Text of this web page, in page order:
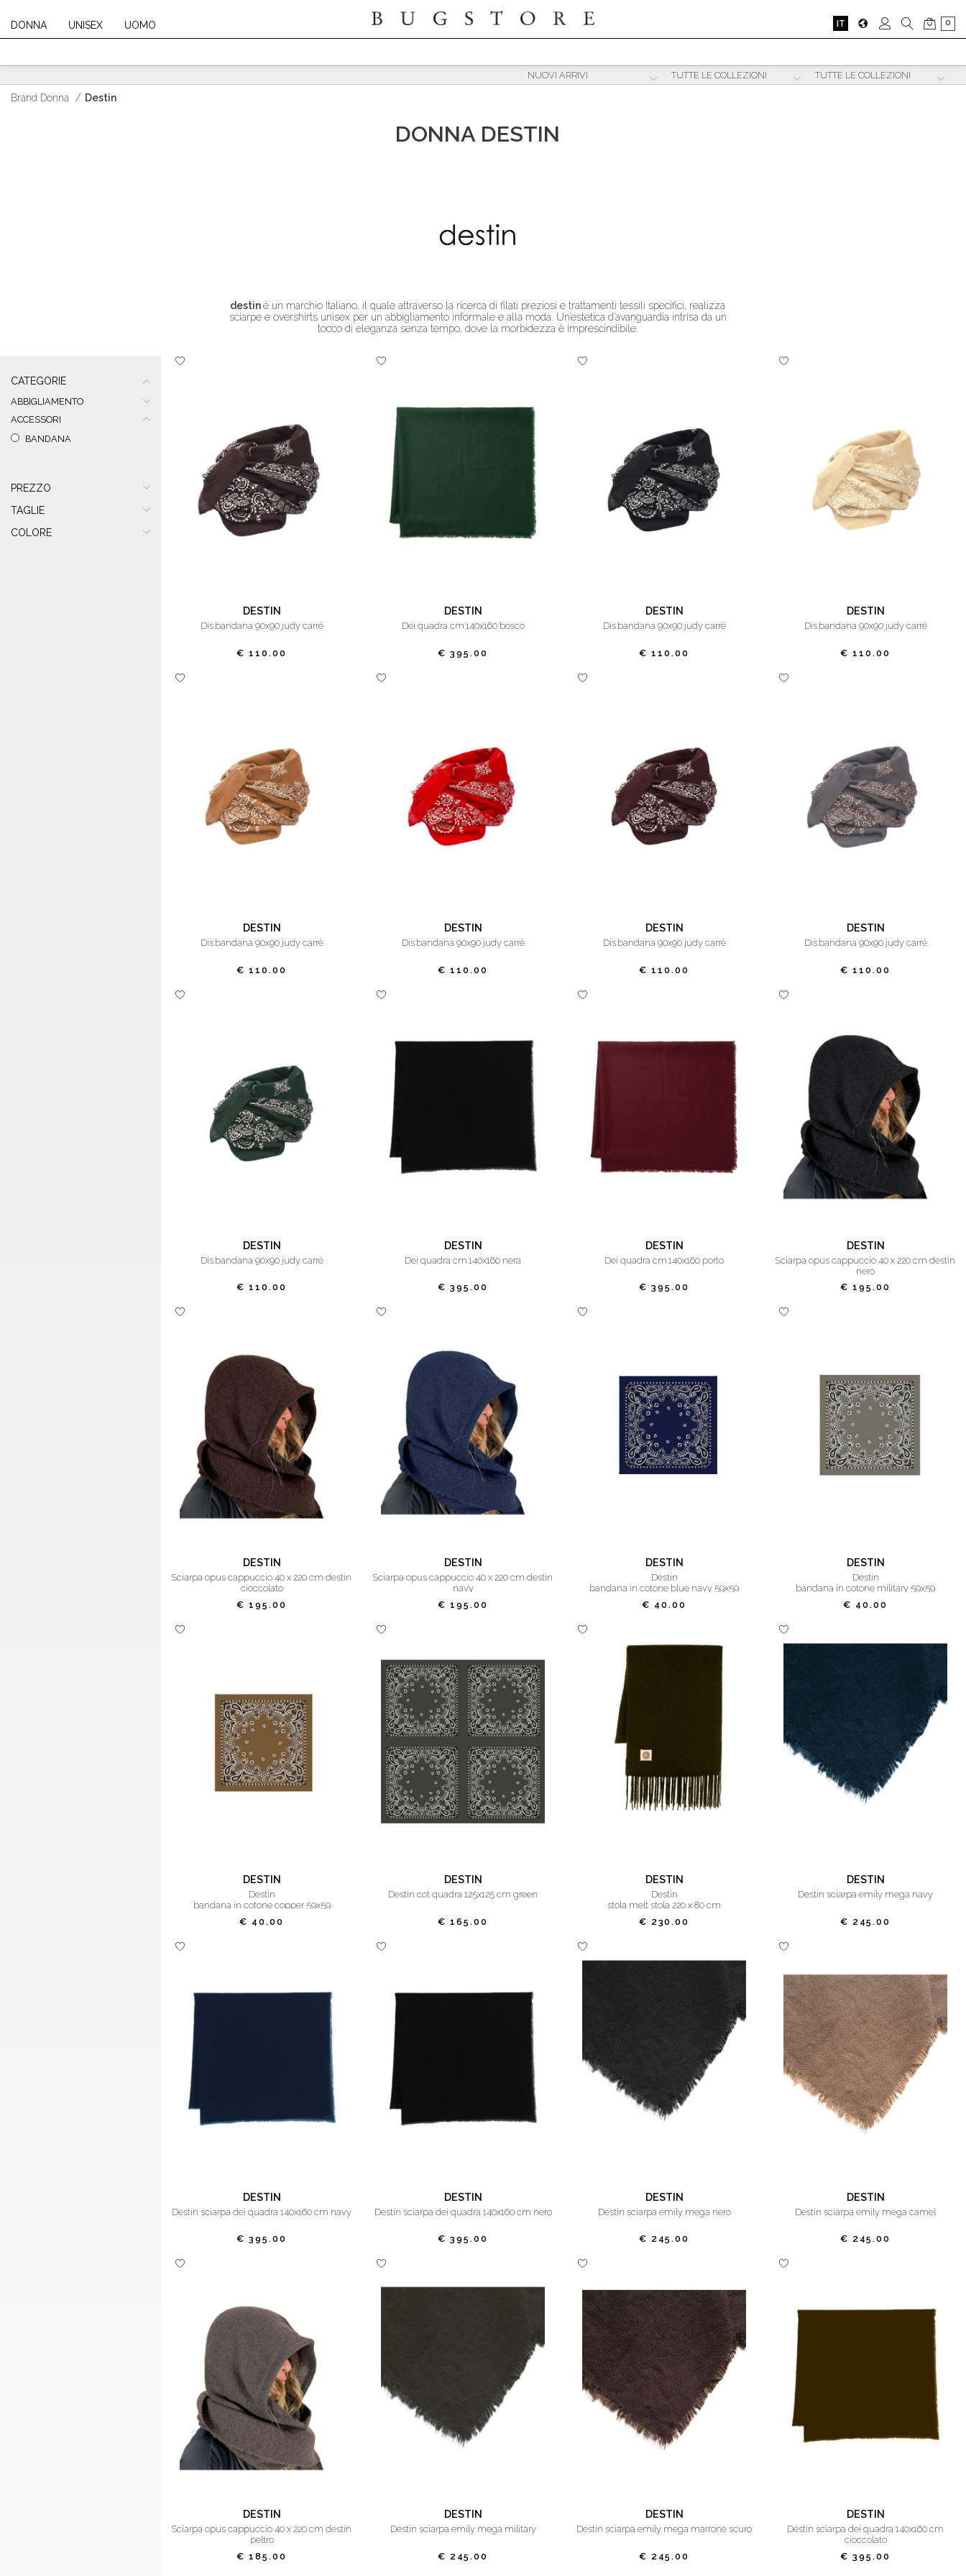
IT 0
DONNA UNISEX UOMO
Brand Donna / Destin
DONNA DESTIN
destinè un marchio Italiano, il quale attraverso la ricerca di filati preziosi e trattamenti tessili specifici, realizza
sciarpe e overshirts unisex per un abbigliamento informale e alla moda. Un’estetica d’avanguardia intrisa da un
tocco di eleganza senza tempo, dove la morbidezza è imprescindibile.
CATEGORIE
ABBIGLIAMENTO
ACCESSORI
BANDANA
PREZZO
TAGLIE
COLORE
DESTIN
dis.bandana 90x90 judy carrè
€ 110.00
DESTIN
dei quadra cm.140x160 bosco
€ 395.00
DESTIN
dis.bandana 90x90 judy carrè
€ 110.00
DESTIN
dis.bandana 90x90 judy carrè
€ 110.00
DESTIN
dis.bandana 90x90 judy carrè
€ 110.00
DESTIN
dis.bandana 90x90 judy carrè
€ 110.00
DESTIN
dis.bandana 90x90 judy carrè
€ 110.00
DESTIN
dis.bandana 90x90 judy carrè
€ 110.00
DESTIN
dis.bandana 90x90 judy carrè
€ 110.00
DESTIN
dei quadra cm.140x160 nera
€ 395.00
DESTIN
dei quadra cm.140x160 porto
€ 395.00
DESTIN
sciarpa opus cappuccio 40 x 220 cm destin
nero
€ 195.00
DESTIN
sciarpa opus cappuccio 40 x 220 cm destin
cioccolato
€ 195.00
DESTIN
sciarpa opus cappuccio 40 x 220 cm destin
navy
€ 195.00
DESTIN
destin
bandana in cotone blue navy 59x59
€ 40.00
DESTIN
destin
bandana in cotone military 59x59
€ 40.00
DESTIN
destin
bandana in cotone copper 59x59
€ 40.00
DESTIN
destin cot quadra 125x125 cm green
€ 165.00
DESTIN
destin
stola melt stola 220 x 80 cm
€ 230.00
DESTIN
destin sciarpa emily mega navy
€ 245.00
DESTIN
destin sciarpa dei quadra 140x160 cm navy
€ 395.00
DESTIN
destin sciarpa dei quadra 140x160 cm nero
€ 395.00
DESTIN
destin sciarpa emily mega nero
€ 245.00
DESTIN
destin sciarpa emily mega camel
€ 245.00
DESTIN
sciarpa opus cappuccio 40 x 220 cm destin
peltro
€ 185.00
DESTIN
destin sciarpa emily mega military
€ 245.00
DESTIN
destin sciarpa emily mega marrone scuro
€ 245.00
DESTIN
destin sciarpa dei quadra 140x160 cm
cioccolato
€ 395.00